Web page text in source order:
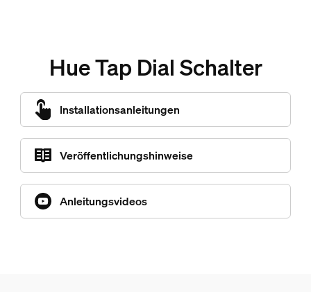
Hue Tap Dial Schalter
Installationsanleitungen
Veröffentlichungshinweise
Anleitungsvideos